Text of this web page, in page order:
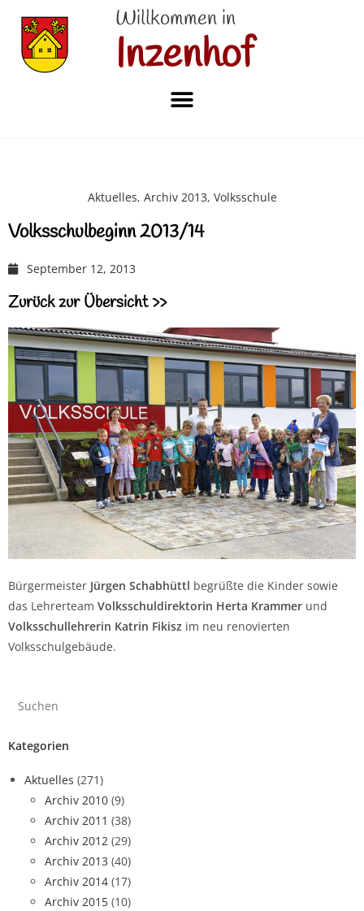
Willkommen in
Inzenhof
Aktuelles, Archiv 2013, Volksschule
Volksschulbeginn 2013/14
September 12, 2013
Zurück zur Übersicht >>
Bürgermeister Jürgen Schabhüttl begrüßte die Kinder sowie
das Lehrerteam Volksschuldirektorin Herta Krammer und
Volksschullehrerin Katrin Fikisz im neu renovierten
Volksschulgebäude.
Kategorien
Aktuelles (271)
Archiv 2010 (9)
Archiv 2011 (38)
Archiv 2012 (29)
Archiv 2013 (40)
Archiv 2014 (17)
Archiv 2015 (10)